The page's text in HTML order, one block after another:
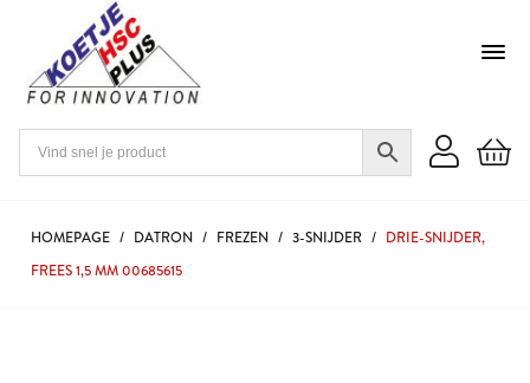
HOMEPAGE / DATRON / FREZEN / 3-SNIJDER / DRIE-SNIJDER,
FREES 1,5 MM 00685615